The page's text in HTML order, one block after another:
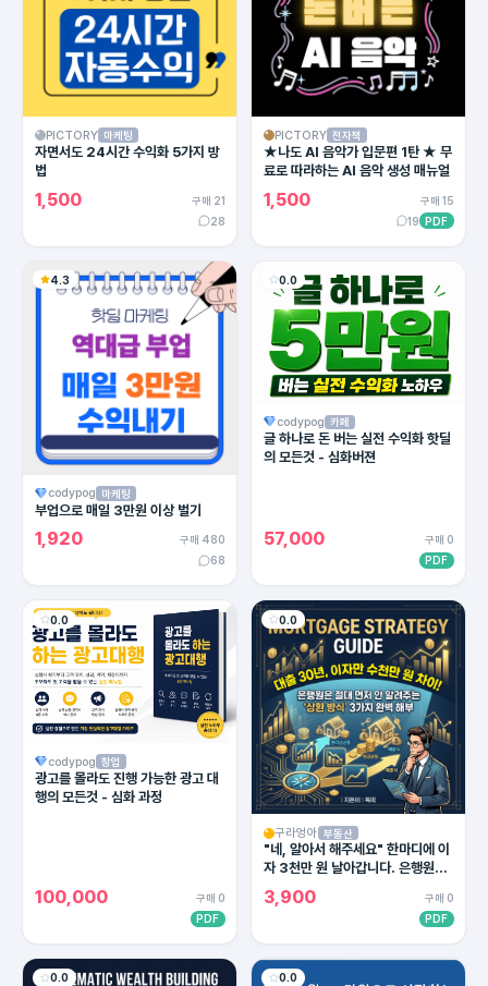
PICTORY 마케팅
자면서도 24시간 수익화 5가지 방
법
1,500
구매 21
28
PICTORY 전자책
★나도 AI 음악가 입문편 1탄 ★ 무
료로 따라하는 AI 음악 생성 매뉴얼
1,500
구매 15
19 PDF
4.3
codypog 마케팅
부업으로 매일 3만원 이상 벌기
1,920
구매 480
68
0.0
codypog 카페
글 하나로 돈 버는 실전 수익화 핫딜
의 모든것 - 심화버젼
57,000
구매 0
PDF
0.0
codypog 창업
광고를 몰라도 진행 가능한 광고 대
행의 모든것 - 심화 과정
100,000
구매 0
PDF
0.0
구라엉아 부동산
"네, 알아서 해주세요" 한마디에 이
자 3천만 원 날아갑니다. 은행원이
절대 말 안 해주는 대출 상환의 비밀
3,900
구매 0
PDF
0.0 0.0